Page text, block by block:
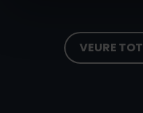
VEURE